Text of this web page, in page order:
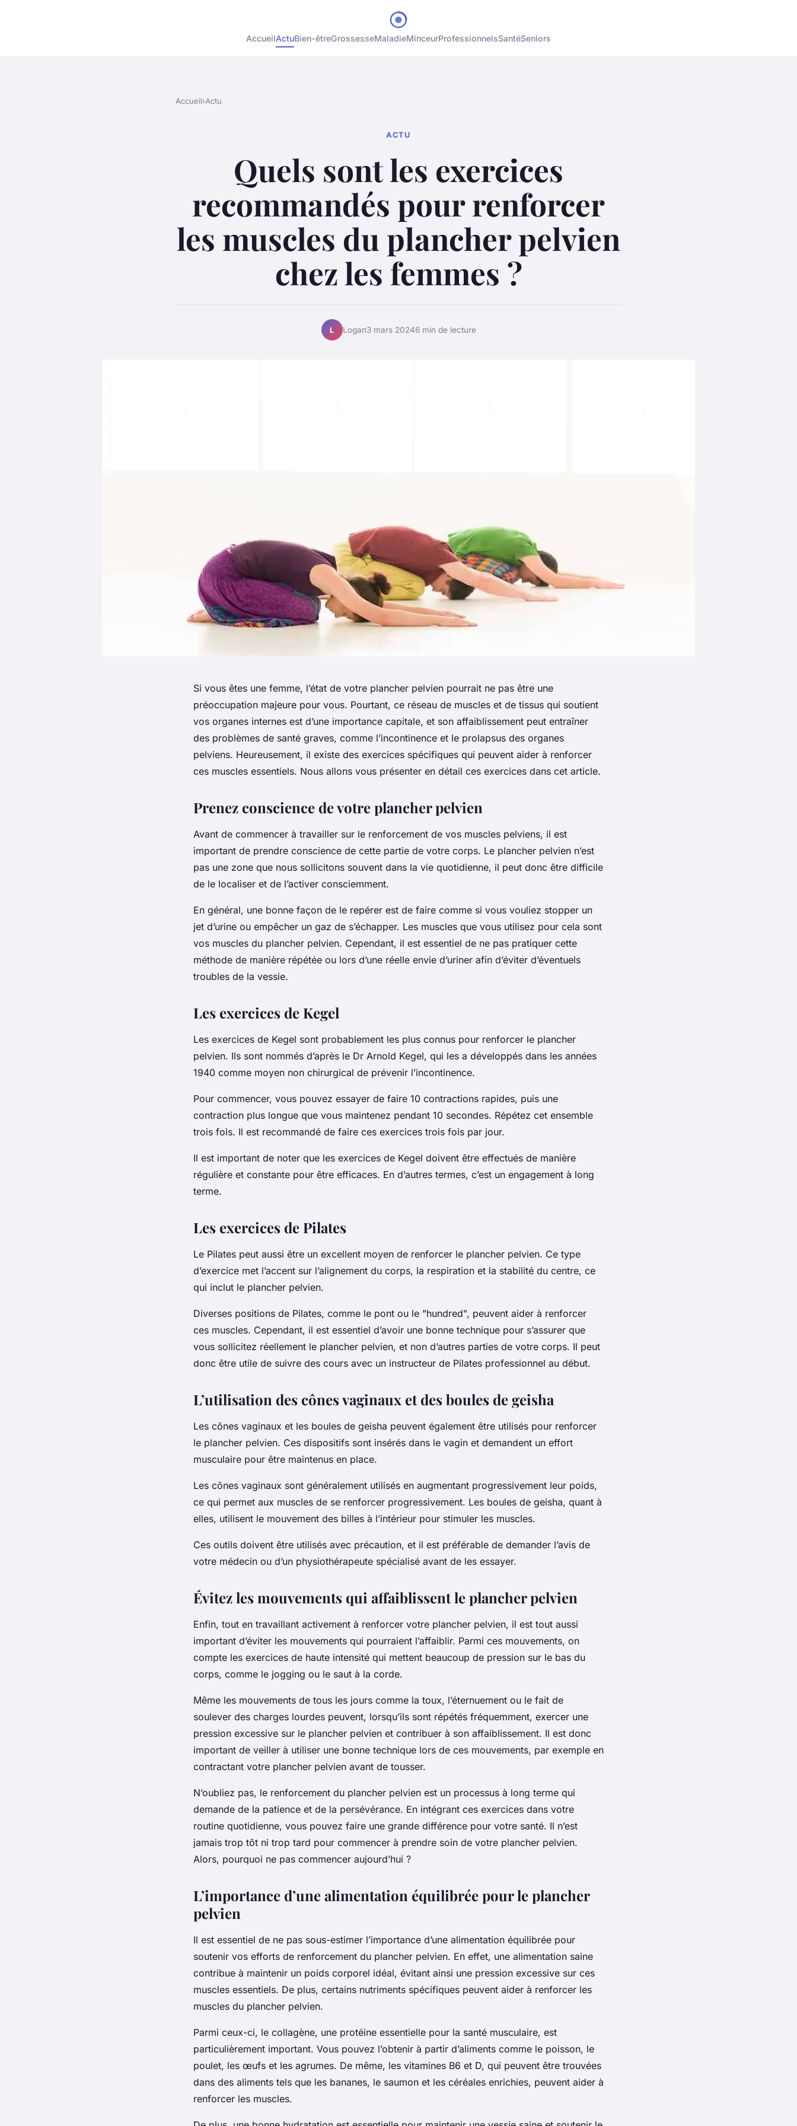
AccueilActuBien-êtreGrossesseMaladieMinceurProfessionnelsSantéSeniors
Accueil›Actu
ACTU
Quels sont les exercices
recommandés pour renforcer
les muscles du plancher pelvien
chez les femmes ?
L Logan3 mars 20246 min de lecture
Si vous êtes une femme, l’état de votre plancher pelvien pourrait ne pas être une
préoccupation majeure pour vous. Pourtant, ce réseau de muscles et de tissus qui soutient
vos organes internes est d’une importance capitale, et son affaiblissement peut entraîner
des problèmes de santé graves, comme l’incontinence et le prolapsus des organes
pelviens. Heureusement, il existe des exercices spécifiques qui peuvent aider à renforcer
ces muscles essentiels. Nous allons vous présenter en détail ces exercices dans cet article.
Prenez conscience de votre plancher pelvien
Avant de commencer à travailler sur le renforcement de vos muscles pelviens, il est
important de prendre conscience de cette partie de votre corps. Le plancher pelvien n’est
pas une zone que nous sollicitons souvent dans la vie quotidienne, il peut donc être difficile
de le localiser et de l’activer consciemment.
En général, une bonne façon de le repérer est de faire comme si vous vouliez stopper un
jet d’urine ou empêcher un gaz de s’échapper. Les muscles que vous utilisez pour cela sont
vos muscles du plancher pelvien. Cependant, il est essentiel de ne pas pratiquer cette
méthode de manière répétée ou lors d’une réelle envie d’uriner afin d’éviter d’éventuels
troubles de la vessie.
Les exercices de Kegel
Les exercices de Kegel sont probablement les plus connus pour renforcer le plancher
pelvien. Ils sont nommés d’après le Dr Arnold Kegel, qui les a développés dans les années
1940 comme moyen non chirurgical de prévenir l’incontinence.
Pour commencer, vous pouvez essayer de faire 10 contractions rapides, puis une
contraction plus longue que vous maintenez pendant 10 secondes. Répétez cet ensemble
trois fois. Il est recommandé de faire ces exercices trois fois par jour.
Il est important de noter que les exercices de Kegel doivent être effectués de manière
régulière et constante pour être efficaces. En d’autres termes, c’est un engagement à long
terme.
Les exercices de Pilates
Le Pilates peut aussi être un excellent moyen de renforcer le plancher pelvien. Ce type
d’exercice met l’accent sur l’alignement du corps, la respiration et la stabilité du centre, ce
qui inclut le plancher pelvien.
Diverses positions de Pilates, comme le pont ou le "hundred", peuvent aider à renforcer
ces muscles. Cependant, il est essentiel d’avoir une bonne technique pour s’assurer que
vous sollicitez réellement le plancher pelvien, et non d’autres parties de votre corps. Il peut
donc être utile de suivre des cours avec un instructeur de Pilates professionnel au début.
L’utilisation des cônes vaginaux et des boules de geisha
Les cônes vaginaux et les boules de geisha peuvent également être utilisés pour renforcer
le plancher pelvien. Ces dispositifs sont insérés dans le vagin et demandent un effort
musculaire pour être maintenus en place.
Les cônes vaginaux sont généralement utilisés en augmentant progressivement leur poids,
ce qui permet aux muscles de se renforcer progressivement. Les boules de geisha, quant à
elles, utilisent le mouvement des billes à l’intérieur pour stimuler les muscles.
Ces outils doivent être utilisés avec précaution, et il est préférable de demander l’avis de
votre médecin ou d’un physiothérapeute spécialisé avant de les essayer.
Évitez les mouvements qui affaiblissent le plancher pelvien
Enfin, tout en travaillant activement à renforcer votre plancher pelvien, il est tout aussi
important d’éviter les mouvements qui pourraient l’affaiblir. Parmi ces mouvements, on
compte les exercices de haute intensité qui mettent beaucoup de pression sur le bas du
corps, comme le jogging ou le saut à la corde.
Même les mouvements de tous les jours comme la toux, l’éternuement ou le fait de
soulever des charges lourdes peuvent, lorsqu’ils sont répétés fréquemment, exercer une
pression excessive sur le plancher pelvien et contribuer à son affaiblissement. Il est donc
important de veiller à utiliser une bonne technique lors de ces mouvements, par exemple en
contractant votre plancher pelvien avant de tousser.
N’oubliez pas, le renforcement du plancher pelvien est un processus à long terme qui
demande de la patience et de la persévérance. En intégrant ces exercices dans votre
routine quotidienne, vous pouvez faire une grande différence pour votre santé. Il n’est
jamais trop tôt ni trop tard pour commencer à prendre soin de votre plancher pelvien.
Alors, pourquoi ne pas commencer aujourd’hui ?
L’importance d’une alimentation équilibrée pour le plancher
pelvien
Il est essentiel de ne pas sous-estimer l’importance d’une alimentation équilibrée pour
soutenir vos efforts de renforcement du plancher pelvien. En effet, une alimentation saine
contribue à maintenir un poids corporel idéal, évitant ainsi une pression excessive sur ces
muscles essentiels. De plus, certains nutriments spécifiques peuvent aider à renforcer les
muscles du plancher pelvien.
Parmi ceux-ci, le collagène, une protéine essentielle pour la santé musculaire, est
particulièrement important. Vous pouvez l’obtenir à partir d’aliments comme le poisson, le
poulet, les œufs et les agrumes. De même, les vitamines B6 et D, qui peuvent être trouvées
dans des aliments tels que les bananes, le saumon et les céréales enrichies, peuvent aider à
renforcer les muscles.